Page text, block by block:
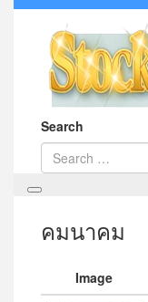
Search
คมนาคม
Image